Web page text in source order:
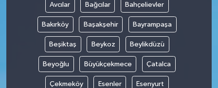
Avcılar Bağcılar Bahçelievler
Bakırköy Başakşehir Bayrampaşa
Beşiktaş Beykoz Beylikdüzü
Beyoğlu Büyükçekmece Çatalca
Çekmeköy Esenler Esenyurt